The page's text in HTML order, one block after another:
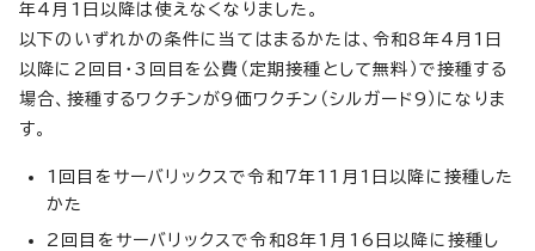
年4月1日以降は使えなくなりました。
以下のいずれかの条件に当てはまるかたは、令和8年4月1日
以降に2回目・3回目を公費（定期接種として無料）で接種する
場合、接種するワクチンが9価ワクチン（シルガード9）になりま
す。
1回目をサーバリックスで令和7年11月1日以降に接種した
かた
2回目をサーバリックスで令和8年1月16日以降に接種し